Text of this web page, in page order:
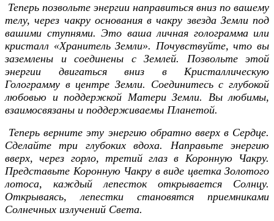
Теперь позвольте энергии направиться вниз по вашему
телу, через чакру основания в чакру звезда Земли под
вашими ступнями. Это ваша личная голограмма или
кристалл «Хранитель Земли». Почувствуйте, что вы
заземлены и соединены с Землей. Позвольте этой
энергии двигаться вниз в Кристаллическую
Голограмму в центре Земли. Соединитесь с глубокой
любовью и поддержкой Матери Земли. Вы любимы,
взаимосвязаны и поддерживаемы Планетой.
Теперь верните эту энергию обратно вверх в Сердце.
Сделайте три глубоких вдоха. Направьте энергию
вверх, через горло, третий глаз в Коронную Чакру.
Представьте Коронную Чакру в виде цветка Золотого
лотоса, каждый лепесток открывается Солнцу.
Открываясь, лепестки становятся приемниками
Солнечных излучений Света.